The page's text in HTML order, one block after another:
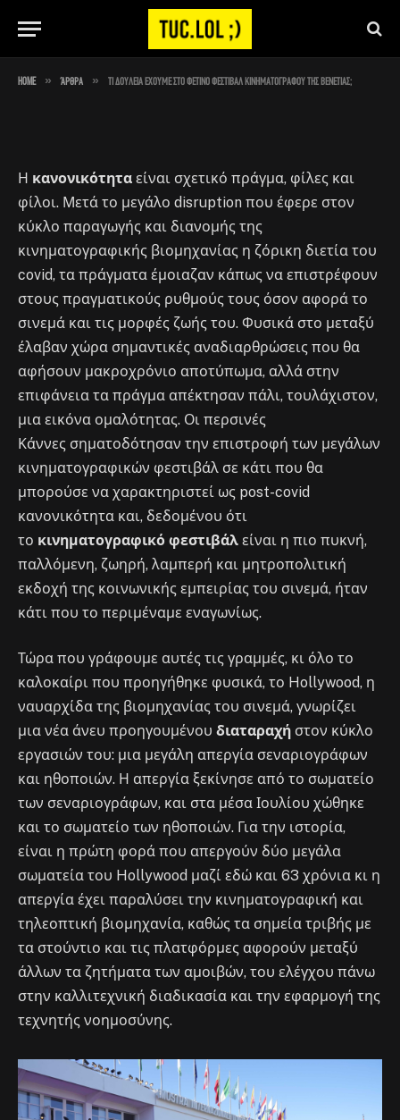
Home » Άρθρα » Τι δουλειά έχουμε στο φετινό φεστιβάλ κινηματογράφου της Βενετίας;
Βενετίας;
Η κανονικότητα είναι σχετικό πράγμα, φίλες και
φίλοι. Μετά το μεγάλο disruption που έφερε στον
κύκλο παραγωγής και διανομής της
κινηματογραφικής βιομηχανίας η ζόρικη διετία του
covid, τα πράγματα έμοιαζαν κάπως να επιστρέφουν
στους πραγματικούς ρυθμούς τους όσον αφορά το
σινεμά και τις μορφές ζωής του. Φυσικά στο μεταξύ
έλαβαν χώρα σημαντικές αναδιαρθρώσεις που θα
αφήσουν μακροχρόνιο αποτύπωμα, αλλά στην
επιφάνεια τα πράγμα απέκτησαν πάλι, τουλάχιστον,
μια εικόνα ομαλότητας. Οι περσινές
Κάννες σηματοδότησαν την επιστροφή των μεγάλων
κινηματογραφικών φεστιβάλ σε κάτι που θα
μπορούσε να χαρακτηριστεί ως post-covid
κανονικότητα και, δεδομένου ότι
το κινηματογραφικό φεστιβάλ είναι η πιο πυκνή,
παλλόμενη, ζωηρή, λαμπερή και μητροπολιτική
εκδοχή της κοινωνικής εμπειρίας του σινεμά, ήταν
κάτι που το περιμέναμε εναγωνίως.
Τώρα που γράφουμε αυτές τις γραμμές, κι όλο το
καλοκαίρι που προηγήθηκε φυσικά, το Hollywood, η
ναυαρχίδα της βιομηχανίας του σινεμά, γνωρίζει
μια νέα άνευ προηγουμένου διαταραχή στον κύκλο
εργασιών του: μια μεγάλη απεργία σεναριογράφων
και ηθοποιών. Η απεργία ξεκίνησε από το σωματείο
των σεναριογράφων, και στα μέσα Ιουλίου χώθηκε
και το σωματείο των ηθοποιών. Για την ιστορία,
είναι η πρώτη φορά που απεργούν δύο μεγάλα
σωματεία του Hollywood μαζί εδώ και 63 χρόνια κι η
απεργία έχει παραλύσει την κινηματογραφική και
τηλεοπτική βιομηχανία, καθώς τα σημεία τριβής με
τα στούντιο και τις πλατφόρμες αφορούν μεταξύ
άλλων τα ζητήματα των αμοιβών, του ελέγχου πάνω
στην καλλιτεχνική διαδικασία και την εφαρμογή της
τεχνητής νοημοσύνης.